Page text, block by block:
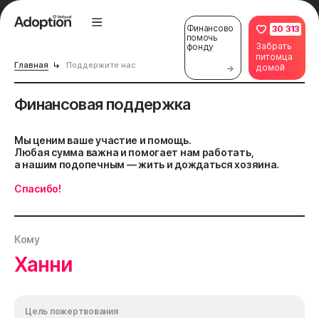
Финансово
помочь
фонду
30 313
Забрать
питомца
домой
Главная Поддержите нас
Финансовая поддержка
Мы ценим ваше участие и помощь.
Любая сумма важна и помогает нам работать,
а нашим подопечным — жить и дождаться хозяина.
Спасибо!
Кому
Ханни
Цель пожертвования